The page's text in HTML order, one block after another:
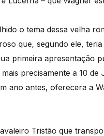
o tema dessa velha
que, segundo ele,
primeira apresentação
precisamente a 10 de
ano antes, oferecera a
Tristão que